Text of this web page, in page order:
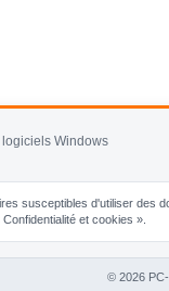
logiciels Windows
susceptibles d'utiliser
et cookies ».
© 2026